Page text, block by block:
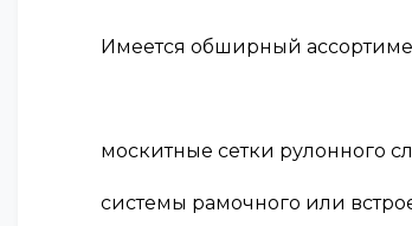
Имеется обширный
москитные сетки рулонного
системы рамочного или